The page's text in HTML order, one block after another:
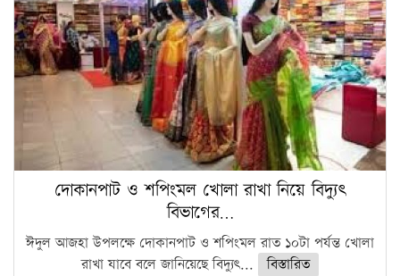
দোকানপাট ও শপিংমল খোলা রাখা নিয়ে বিদ্যুৎ
বিভাগের…
ঈদুল আজহা উপলক্ষে দোকানপাট ও শপিংমল রাত ১০টা পর্যন্ত খোলা
রাখা যাবে বলে জানিয়েছে বিদ্যুৎ...
বিস্তারিত